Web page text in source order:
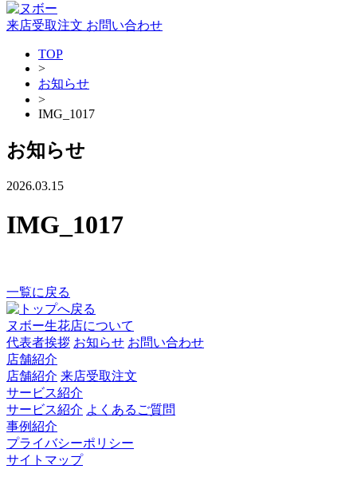
来店受取注文 お問い合わせ
TOP
>
お知らせ
>
IMG_1017
お知らせ
2026.03.15
IMG_1017
一覧に戻る
ヌボー生花店について
代表者挨拶 お知らせ お問い合わせ
店舗紹介
店舗紹介 来店受取注文
サービス紹介
サービス紹介 よくあるご質問
事例紹介
プライバシーポリシー
サイトマップ